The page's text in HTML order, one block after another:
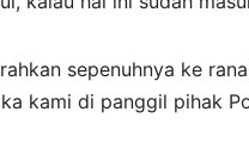
sepenuhnya ke
kami di panggil pihak